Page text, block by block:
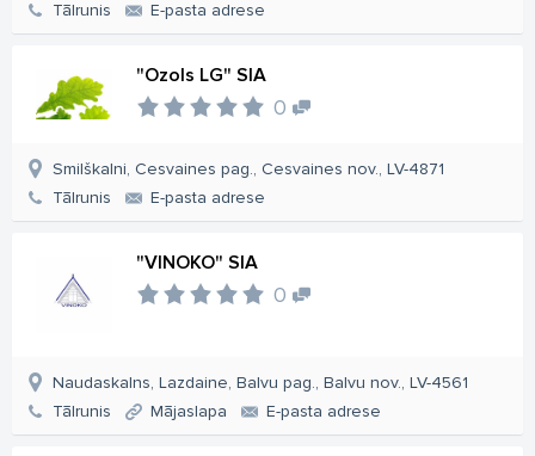
Tālrunis
E-pasta adrese
"Ozols LG" SIA
0
Smilškalni, Cesvaines pag., Cesvaines nov., LV-4871
Tālrunis
E-pasta adrese
"VINOKO" SIA
0
Naudaskalns, Lazdaine, Balvu pag., Balvu nov., LV-4561
Tālrunis
Mājaslapa E-pasta adrese